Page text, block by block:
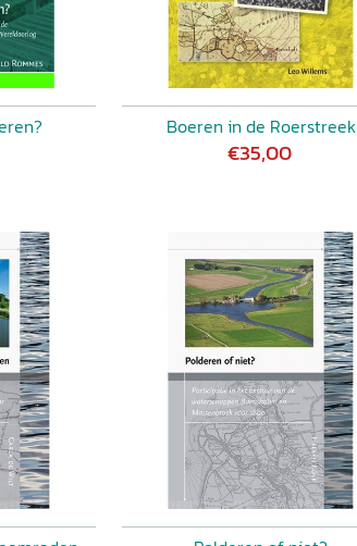
Boeren in de Roerstreek
€35,00